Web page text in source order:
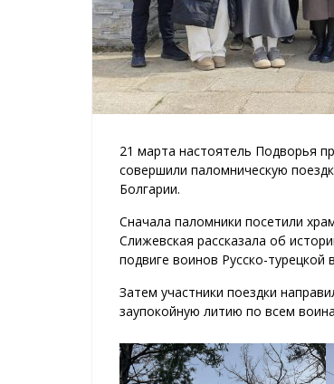
21 марта настоятель Подворья
совершили паломническую
Болгарии.
Сначала паломники посетили
Слижевская рассказала об
подвиге воинов Русско-турецкой
Затем участники поездки
заупокойную литию по всем